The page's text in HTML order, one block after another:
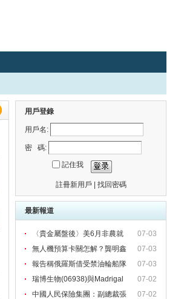
用戶登錄
用戶名:
密 碼:
記住我
註冊新用戶 找回密碼
最新報道
07-03
〈貴金屬盤後〉美6月非農就
07-03
無人機預算卡關怎解？龔明鑫
表
07-03
報告稱俄羅斯借受禁油輪船隊
07-02
瑞博生物(06938)與Madrigal
07-02
中國人民保險集團：副總裁張